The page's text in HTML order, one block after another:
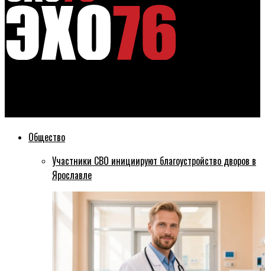
Общество
Участники СВО инициируют благоустройство дворов в
Ярославле